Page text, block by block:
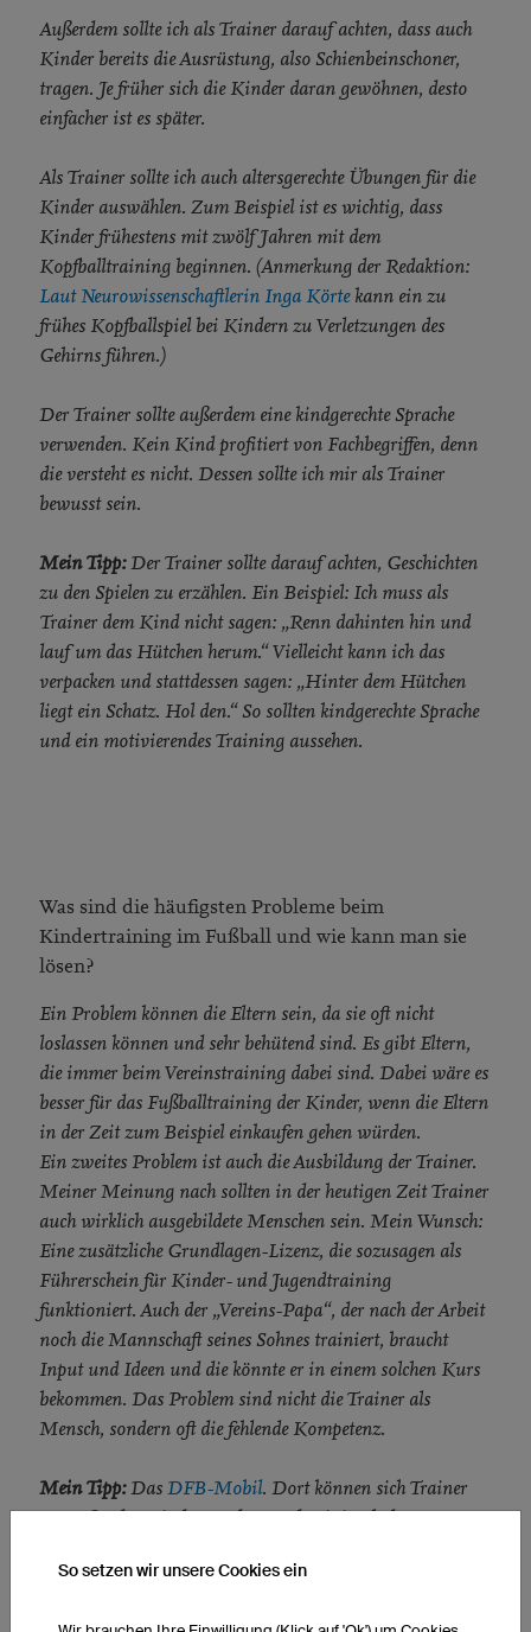
Außerdem sollte ich als Trainer darauf achten, dass auch
Kinder bereits die Ausrüstung, also Schienbeinschoner,
tragen. Je früher sich die Kinder daran gewöhnen, desto
einfacher ist es später.
Als Trainer sollte ich auch altersgerechte Übungen für die
Kinder auswählen. Zum Beispiel ist es wichtig, dass
Kinder frühestens mit zwölf Jahren mit dem
Kopfballtraining beginnen. (Anmerkung der Redaktion:
Laut Neurowissenschaftlerin Inga Körtekann ein zu
frühes Kopfballspiel bei Kindern zu Verletzungen des
Gehirns führen.)
Der Trainer sollte außerdem eine kindgerechte Sprache
verwenden. Kein Kind profitiert von Fachbegriffen, denn
die versteht es nicht. Dessen sollte ich mir als Trainer
bewusst sein.
Mein Tipp:Der Trainer sollte darauf achten, Geschichten
zu den Spielen zu erzählen. Ein Beispiel: Ich muss als
Trainer dem Kind nicht sagen: „Renn dahinten hin und
lauf um das Hütchen herum.“ Vielleicht kann ich das
verpacken und stattdessen sagen: „Hinter dem Hütchen
liegt ein Schatz. Hol den.“ So sollten kindgerechte Sprache
und ein motivierendes Training aussehen.
Was sind die häufigsten Probleme beim
Kindertraining im Fußball und wie kann man sie
lösen?
Ein Problem können die Eltern sein, da sie oft nicht
loslassen können und sehr behütend sind. Es gibt Eltern,
die immer beim Vereinstraining dabei sind. Dabei wäre es
besser für das Fußballtraining der Kinder, wenn die Eltern
in der Zeit zum Beispiel einkaufen gehen würden.
Ein zweites Problem ist auch die Ausbildung der Trainer.
Meiner Meinung nach sollten in der heutigen Zeit Trainer
auch wirklich ausgebildete Menschen sein. Mein Wunsch:
Eine zusätzliche Grundlagen-Lizenz, die sozusagen als
Führerschein für Kinder- und Jugendtraining
funktioniert. Auch der „Vereins-Papa“, der nach der Arbeit
noch die Mannschaft seines Sohnes trainiert, braucht
Input und Ideen und die könnte er in einem solchen Kurs
bekommen. Das Problem sind nicht die Trainer als
Mensch, sondern oft die fehlende Kompetenz.
Mein Tipp:Das DFB-Mobil. Dort können sich Trainer
Input für das Kinder- und Jugendtraining holen.
So setzen wir unsere Cookies ein